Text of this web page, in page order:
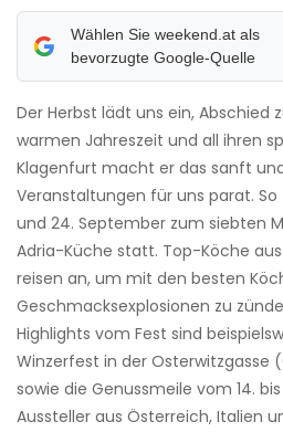
Wählen Sie weekend.at als
bevorzugte Google-Quelle
Der Herbst lädt uns ein, Abschied
warmen Jahreszeit und all ihren
Klagenfurt macht er das sanft
Veranstaltungen für uns parat.
und 24. September zum siebten
Adria-Küche statt. Top-Köche
reisen an, um mit den besten
Geschmacksexplosionen zu
Highlights vom Fest sind
Winzerfest in der Osterwitzgasse
sowie die Genussmeile vom 14.
Aussteller aus Österreich, Italien